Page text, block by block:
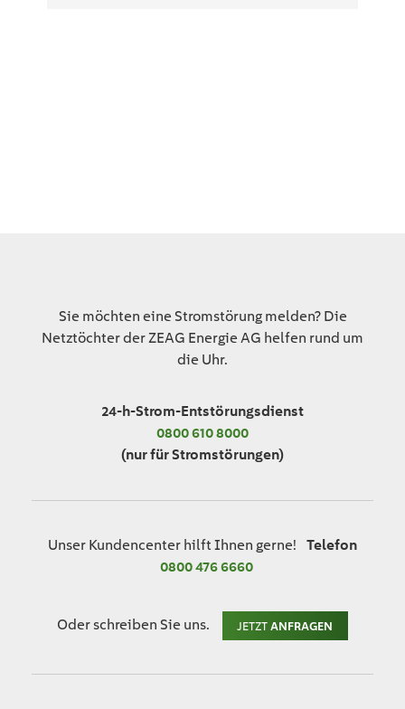
Sie möchten eine Stromstörung melden? Die
Netztöchter der ZEAG Energie AG helfen rund um
die Uhr.
24-h-Strom-Entstörungsdienst
0800 610 8000
(nur für Stromstörungen)
Unser Kundencenter hilft Ihnen gerne!
Telefon
0800 476 6660
Oder schreiben Sie uns. JETZTANFRAGEN